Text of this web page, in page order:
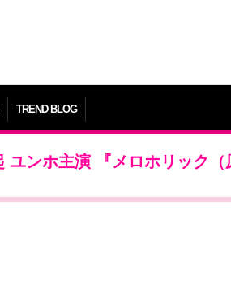
TREND BLOG
ンホ主演 『メロホリック（